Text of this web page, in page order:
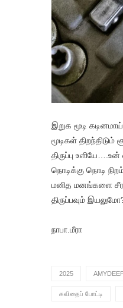
இறுக மூடி
மூடிகள் திறந்திடும்
திருப்பு
நொடிக்கு நொடி
மனித மனங்களை
திருப்பவும்
நாபா.மீரா
2025
கவிதைப் போட்டி